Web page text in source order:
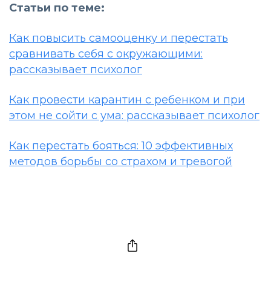
Статьи по теме:
Как повысить самооценку и перестать
сравнивать себя с окружающими:
рассказывает психолог
Как провести карантин с ребенком и при
этом не сойти с ума: рассказывает психолог
Как перестать бояться: 10 эффективных
методов борьбы со страхом и тревогой